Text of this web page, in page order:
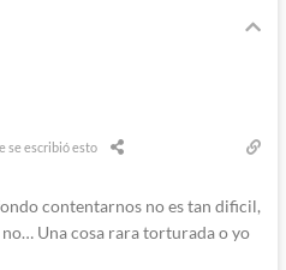
se escribió esto
contentarnos no es tan dificil,
Una cosa rara torturada o yo